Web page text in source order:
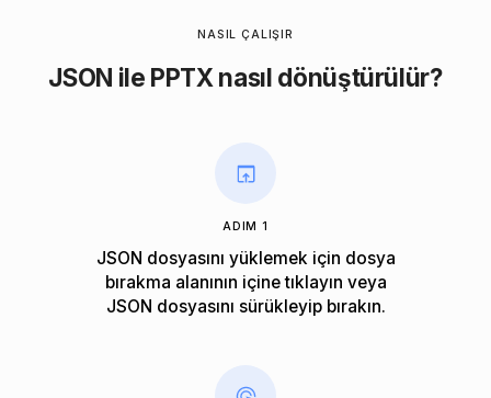
NASIL ÇALIŞIR
JSON ile PPTX nasıl dönüştürülür?
ADIM 1
JSON dosyasını yüklemek için dosya
bırakma alanının içine tıklayın veya
JSON dosyasını sürükleyip bırakın.